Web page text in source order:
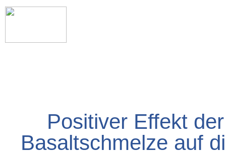
Positiver Effekt
Basaltschmelze auf